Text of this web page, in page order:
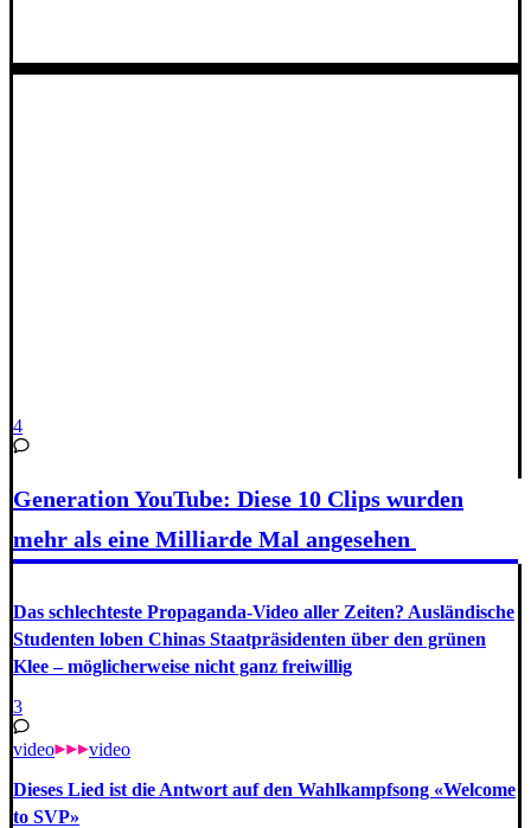
4
Generation YouTube: Diese 10 Clips wurden
mehr als eine Milliarde Mal angesehen
Das schlechteste Propaganda-Video aller Zeiten? Ausländische
Studenten loben Chinas Staatpräsidenten über den grünen
Klee – möglicherweise nicht ganz freiwillig
3
video video
Dieses Lied ist die Antwort auf den Wahlkampfsong «Welcome
to SVP»